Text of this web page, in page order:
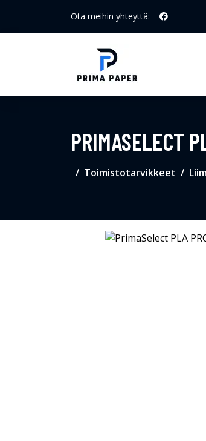
Ota meihin yhteyttä:
PRIMASELECT
Toimistotarvikkeet